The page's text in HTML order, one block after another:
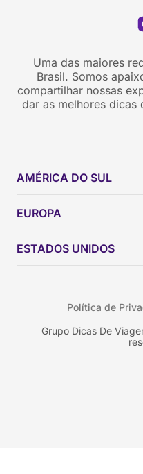
Uma das maiores
Brasil. Somos
compartilhar nossas
dar as melhores dicas
AMÉRICA DO SUL
Brasil
Colômbia
EUROPA
ESTADOS UNIDOS
Nova York
Grupo Dicas De
Política de